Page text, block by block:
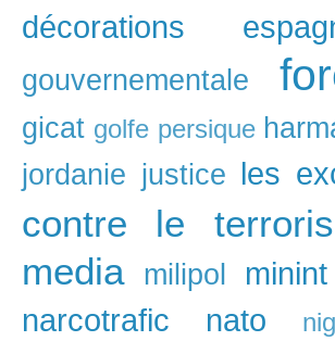
décorations
gouvernementale
gicat golfe persique
jordanie justice les
contre le
media
milipol
minint
narcotrafic
nato